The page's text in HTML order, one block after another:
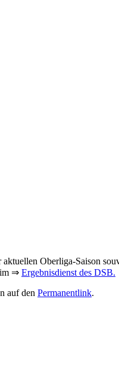
Oberliga-Saison
⇒ Ergebnisdienst des DSB.
auf den Permanentlink.